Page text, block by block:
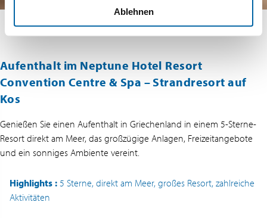
Ablehnen
Aufenthalt im Neptune Hotel Resort
Convention Centre & Spa – Strandresort auf
Kos
Genießen Sie einen Aufenthalt in Griechenland in einem 5-Sterne-
Resort direkt am Meer, das großzügige Anlagen, Freizeitangebote
und ein sonniges Ambiente vereint.
Highlights : 5 Sterne, direkt am Meer, großes Resort, zahlreiche
Aktivitäten